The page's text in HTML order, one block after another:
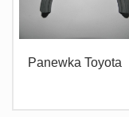
Panewka Toyota